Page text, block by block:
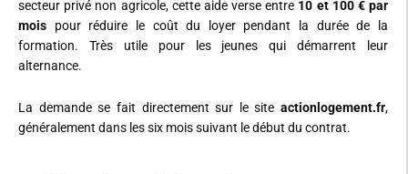
secteur privé non agricole, cette aide verse entre 10 et 100 € par
mois pour réduire le coût du loyer pendant la durée de la
formation. Très utile pour les jeunes qui démarrent leur
alternance.
La demande se fait directement sur le site actionlogement.fr,
généralement dans les six mois suivant le début du contrat.